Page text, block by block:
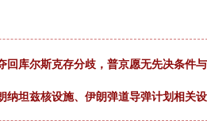
回库尔斯克存分歧，普京愿无先决条件
纳坦兹核设施、伊朗弹道导弹计划相关